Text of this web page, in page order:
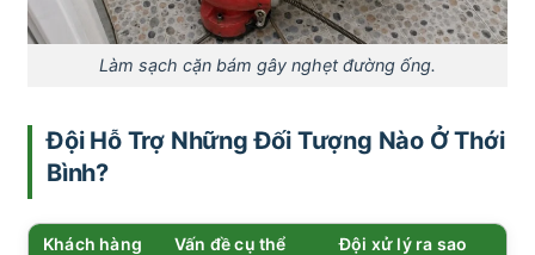
Làm sạch cặn bám gây nghẹt đường ống.
Đội Hỗ Trợ Những Đối Tượng Nào Ở Thới
Bình?
Khách hàng Vấn đề cụ thể Đội xử lý ra sao